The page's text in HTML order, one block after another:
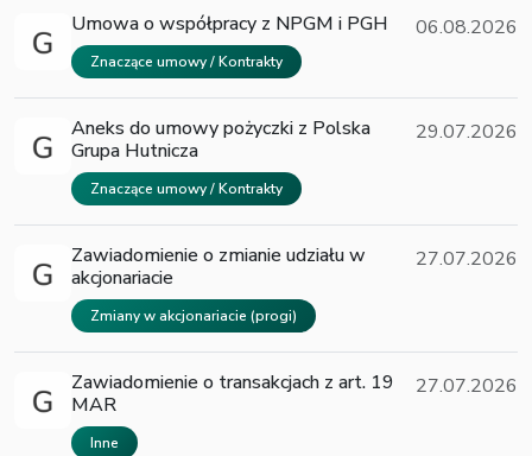
Umowa o współpracy z NPGM i PGH
Znaczące umowy / Kontrakty
06.08.2026
Aneks do umowy pożyczki z Polska
Grupa Hutnicza
Znaczące umowy / Kontrakty
29.07.2026
Zawiadomienie o zmianie udziału w
akcjonariacie
Zmiany w akcjonariacie (progi)
27.07.2026
Zawiadomienie o transakcjach z art. 19
MAR
Inne
27.07.2026